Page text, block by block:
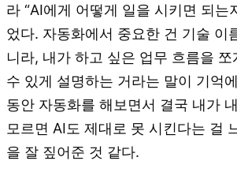
라 “AI에게 어떻게 일을 시키면 되는
었다. 자동화에서 중요한 건 기술 이
니라, 내가 하고 싶은 업무 흐름을
수 있게 설명하는 거라는 말이 기억
동안 자동화를 해보면서 결국 내가
모르면 AI도 제대로 못 시킨다는 걸
을 잘 짚어준 것 같다.